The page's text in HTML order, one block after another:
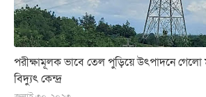
পরীক্ষামূলক ভাবে তেল পুড়িয়ে উৎপাদনে গেলো
বিদ্যুৎ কেন্দ্র